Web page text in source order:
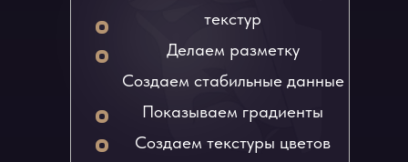
текстур
Делаем разметку
Создаем стабильные данные
Показываем градиенты
Создаем текстуры цветов